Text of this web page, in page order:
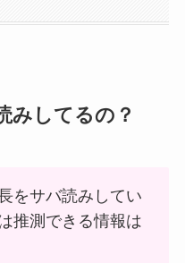
みしてるの？
をサバ読みしてい
推測できる情報は